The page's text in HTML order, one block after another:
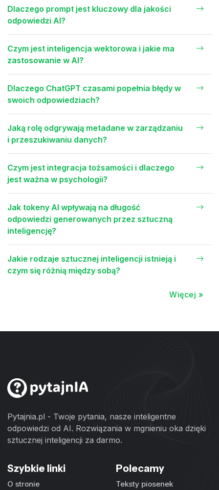
Dlaczego prompt jest kluczowy dla jakości
odpowiedzi AI?
Czym jest inteligencja wektorowa i jakie ma
zastosowanie w AI?
Dlaczego ChatGPT czasami popełnia błędy w
swoich odpowiedziach?
Jaką rolę odgrywają metadane w zarządzaniu
i przeszukiwaniu danych?
Czym jest integracja tożsamości i dlaczego
jest ważna w psychologii?
Jak tokeny AI wpływają na długość
odpowiedzi generowanych przez sztuczną
inteligencję?
Jakie rodzaje sztucznej inteligencji istnieją i
czym się różnią między sobą?
Więcej »
Pytajnia.pl - Twoje pytania, nasze inteligentne
odpowiedzi od AI. Rozwiązania w mgnieniu oka dzięki
sztucznej inteligencji za darmo.
Szybkie linki
O stronie
Polecamy
Teksty piosenek